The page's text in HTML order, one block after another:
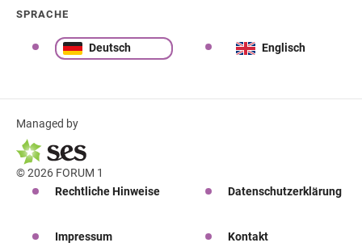
SPRACHE
Deutsch Englisch
Managed by
© 2026 FORUM 1
Rechtliche Hinweise
Datenschutzerklärung
Impressum Kontakt